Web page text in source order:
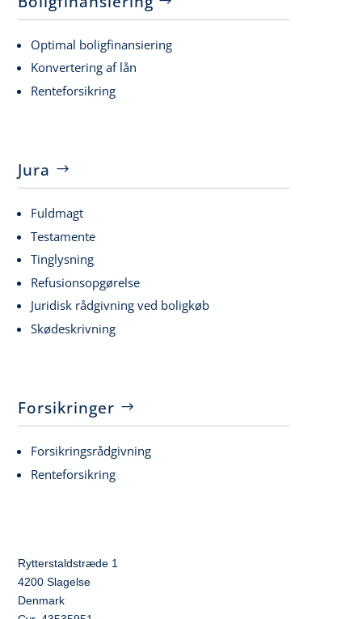
Optimal boligfinansiering
Konvertering af lån
Renteforsikring
Jura
Fuldmagt
Testamente
Tinglysning
Refusionsopgørelse
Juridisk rådgivning ved boligkøb
Skødeskrivning
Forsikringer
Forsikringsrådgivning
Renteforsikring
Rytterstaldstræde 1
4200 Slagelse
Denmark